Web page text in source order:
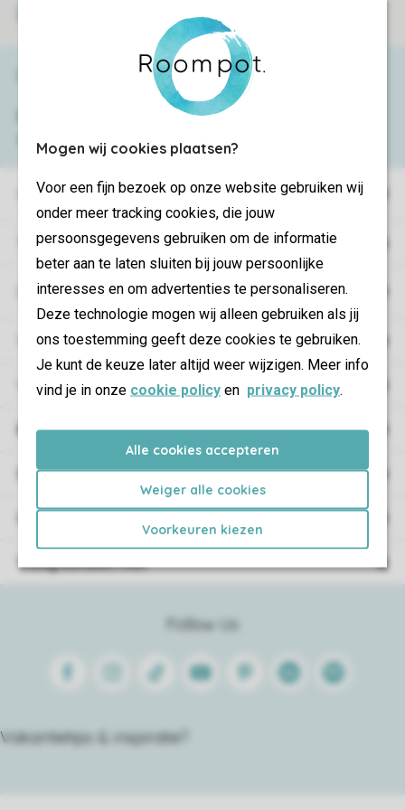
Mogen wij cookies plaatsen?
Voor een fijn bezoek op onze website gebruiken wij
onder meer tracking cookies, die jouw
persoonsgegevens gebruiken om de informatie
beter aan te laten sluiten bij jouw persoonlijke
interesses en om advertenties te personaliseren.
Deze technologie mogen wij alleen gebruiken als jij
ons toestemming geeft deze cookies te gebruiken.
Je kunt de keuze later altijd weer wijzigen. Meer info
vind je in onze cookie policy en privacy policy.
Alle cookies accepteren
Weiger alle cookies
Voorkeuren kiezen
Vakantieparken
Type vakantie
Campings
Vakantieverblijf
Verblijf
Service & contact
veelgestelde vragenof neem
Follow Us
FacebookInstagram
Tiktok Youtube PinterestLinkedinSpotify
Vakantietips & inspiratie?
Boekingsinformatie
Service
Over Roompot
Veilig betalen met